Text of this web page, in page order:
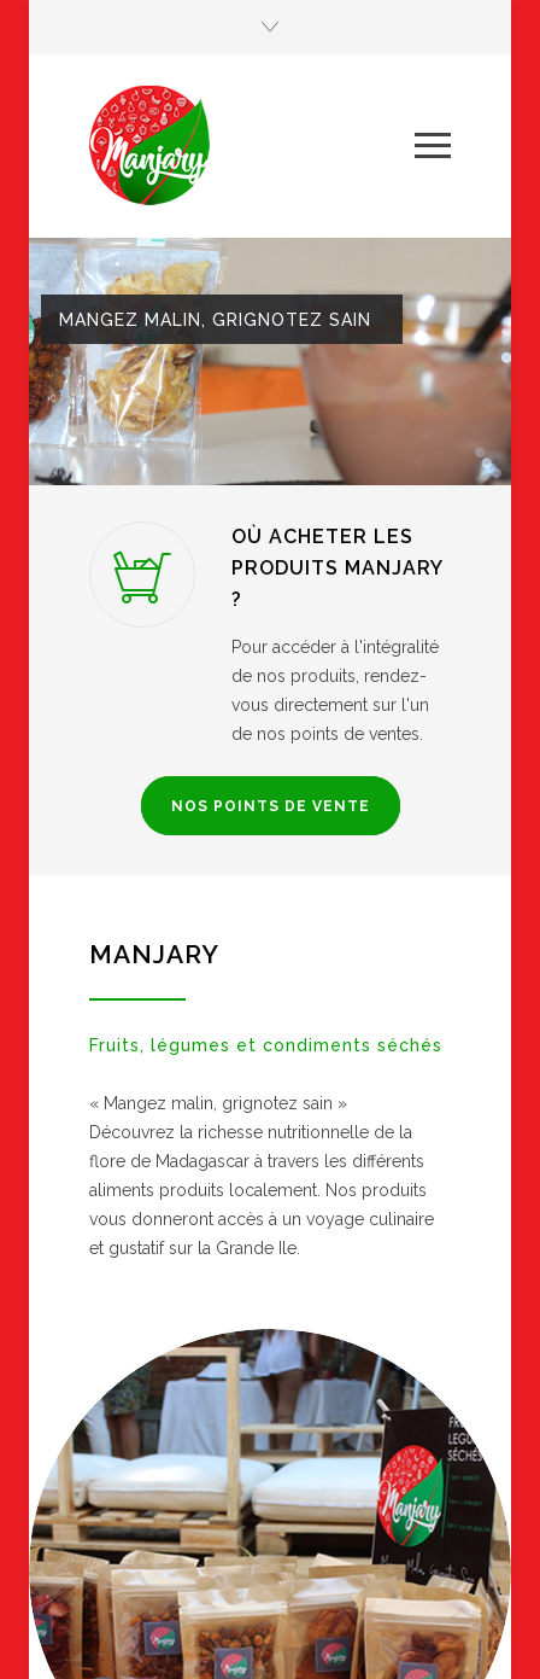
MANGEZ MALIN, GRIGNOTEZ SAIN
OÙ ACHETER LES
PRODUITS MANJARY
?
Pour accéder à l'intégralité
de nos produits, rendez-
vous directement sur l'un
de nos points de ventes.
NOS POINTS DE VENTE
MANJARY
Fruits, légumes et condiments séchés
« Mangez malin, grignotez sain »
Découvrez la richesse nutritionnelle de la
flore de Madagascar à travers les différents
aliments produits localement. Nos produits
vous donneront accès à un voyage culinaire
et gustatif sur la Grande Ile.